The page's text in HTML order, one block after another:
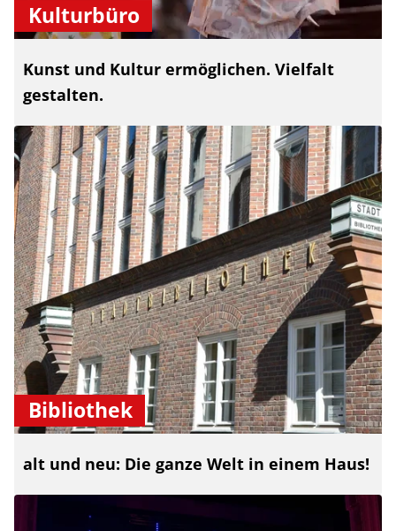
Kulturbüro
Kunst und Kultur ermöglichen. Vielfalt
gestalten.
Bibliothek
alt und neu: Die ganze Welt in einem Haus!